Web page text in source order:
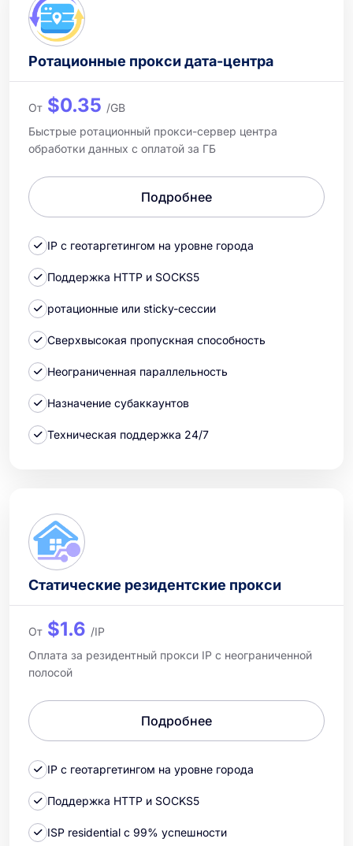
Ротационные прокси дата-центра
От $0.35 /GB
Быстрые ротационный прокси-сервер центра
обработки данных с оплатой за ГБ
Подробнее
IP с геотаргетингом на уровне города
Поддержка HTTP и SOCKS5
ротационные или sticky-сессии
Сверхвысокая пропускная способность
Неограниченная параллельность
Назначение субаккаунтов
Техническая поддержка 24/7
Статические резидентские прокси
От $1.6 /IP
Оплата за резидентный прокси IP с неограниченной
полосой
Подробнее
IP с геотаргетингом на уровне города
Поддержка HTTP и SOCKS5
ISP residential с 99% успешности